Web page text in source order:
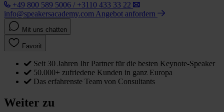
+49 800 589 5006 / +3110 433 33 22
info@speakersacademy.com Angebot anfordern
Mit uns chatten
Favorit
Seit 30 Jahren Ihr Partner für die besten Keynote-Speaker
50.000+ zufriedene Kunden in ganz Europa
Das erfahrenste Team von Consultants
Weiter zu